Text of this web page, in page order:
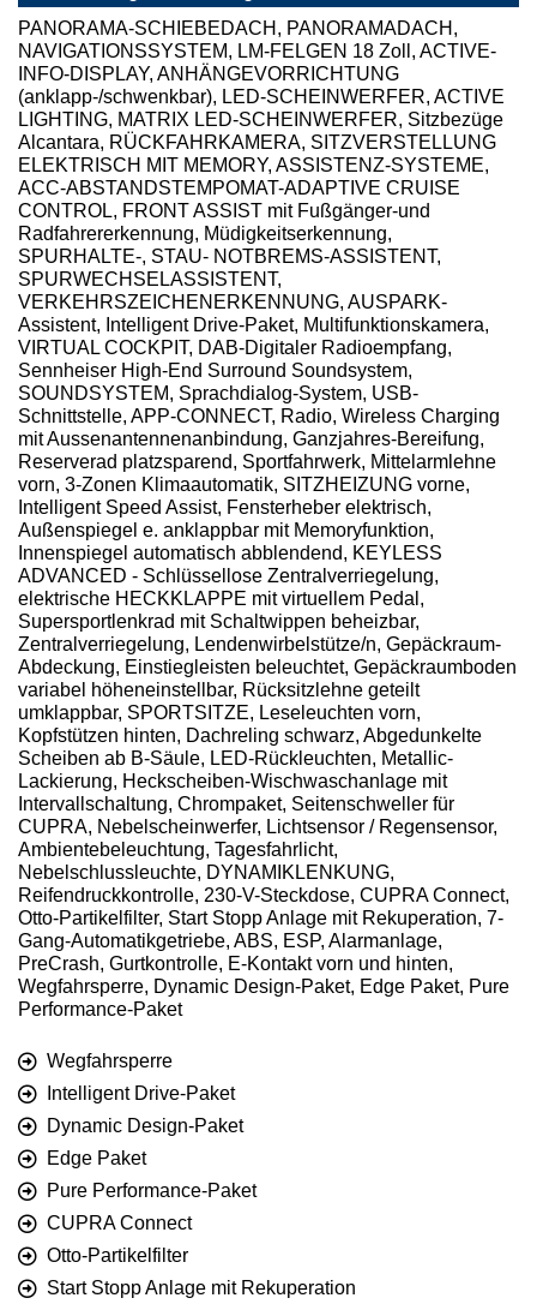
PANORAMA-SCHIEBEDACH, PANORAMADACH,
NAVIGATIONSSYSTEM, LM-FELGEN 18 Zoll, ACTIVE-
INFO-DISPLAY, ANHÄNGEVORRICHTUNG
(anklapp-/schwenkbar), LED-SCHEINWERFER, ACTIVE
LIGHTING, MATRIX LED-SCHEINWERFER, Sitzbezüge
Alcantara, RÜCKFAHRKAMERA, SITZVERSTELLUNG
ELEKTRISCH MIT MEMORY, ASSISTENZ-SYSTEME,
ACC-ABSTANDSTEMPOMAT-ADAPTIVE CRUISE
CONTROL, FRONT ASSIST mit Fußgänger-und
Radfahrererkennung, Müdigkeitserkennung,
SPURHALTE-, STAU- NOTBREMS-ASSISTENT,
SPURWECHSELASSISTENT,
VERKEHRSZEICHENERKENNUNG, AUSPARK-
Assistent, Intelligent Drive-Paket, Multifunktionskamera,
VIRTUAL COCKPIT, DAB-Digitaler Radioempfang,
Sennheiser High-End Surround Soundsystem,
SOUNDSYSTEM, Sprachdialog-System, USB-
Schnittstelle, APP-CONNECT, Radio, Wireless Charging
mit Aussenantennenanbindung, Ganzjahres-Bereifung,
Reserverad platzsparend, Sportfahrwerk, Mittelarmlehne
vorn, 3-Zonen Klimaautomatik, SITZHEIZUNG vorne,
Intelligent Speed Assist, Fensterheber elektrisch,
Außenspiegel e. anklappbar mit Memoryfunktion,
Innenspiegel automatisch abblendend, KEYLESS
ADVANCED - Schlüssellose Zentralverriegelung,
elektrische HECKKLAPPE mit virtuellem Pedal,
Supersportlenkrad mit Schaltwippen beheizbar,
Zentralverriegelung, Lendenwirbelstütze/n, Gepäckraum-
Abdeckung, Einstiegleisten beleuchtet, Gepäckraumboden
variabel höheneinstellbar, Rücksitzlehne geteilt
umklappbar, SPORTSITZE, Leseleuchten vorn,
Kopfstützen hinten, Dachreling schwarz, Abgedunkelte
Scheiben ab B-Säule, LED-Rückleuchten, Metallic-
Lackierung, Heckscheiben-Wischwaschanlage mit
Intervallschaltung, Chrompaket, Seitenschweller für
CUPRA, Nebelscheinwerfer, Lichtsensor / Regensensor,
Ambientebeleuchtung, Tagesfahrlicht,
Nebelschlussleuchte, DYNAMIKLENKUNG,
Reifendruckkontrolle, 230-V-Steckdose, CUPRA Connect,
Otto-Partikelfilter, Start Stopp Anlage mit Rekuperation, 7-
Gang-Automatikgetriebe, ABS, ESP, Alarmanlage,
PreCrash, Gurtkontrolle, E-Kontakt vorn und hinten,
Wegfahrsperre, Dynamic Design-Paket, Edge Paket, Pure
Performance-Paket
Wegfahrsperre
Intelligent Drive-Paket
Dynamic Design-Paket
Edge Paket
Pure Performance-Paket
CUPRA Connect
Otto-Partikelfilter
Start Stopp Anlage mit Rekuperation